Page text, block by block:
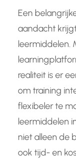
Een
aandacht
leermiddelen.
realiteit is er
om training
flexibeler te
leermiddelen
niet alleen de
ook tijd- en